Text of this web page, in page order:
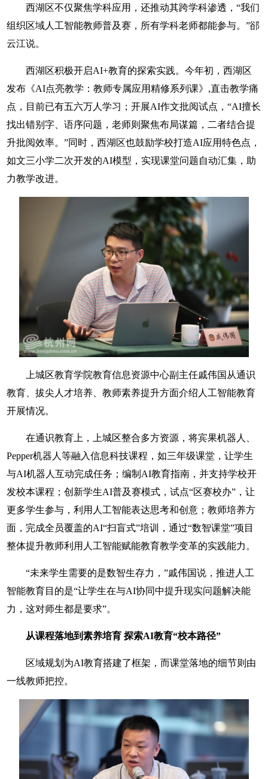
西湖区不仅聚焦学科应用，还推动其跨学科渗透，“我们
组织区域人工智能教师普及赛，所有学科老师都能参与。”郤
云江说。
西湖区积极开启AI+教育的探索实践。今年初，西湖区
发布《AI点亮教学：教师专属应用精修系列课》,直击教学痛
点，目前已有五六万人学习；开展AI作文批阅试点，“AI擅长
找出错别字、语序问题，老师则聚焦布局谋篇，二者结合提
升批阅效率。”同时，西湖区也鼓励学校打造AI应用特色点，
如文三小学二次开发的AI模型，实现课堂问题自动汇集，助
力教学改进。
上城区教育学院教育信息资源中心副主任戚伟国从通识
教育、拔尖人才培养、教师素养提升方面介绍人工智能教育
开展情况。
在通识教育上，上城区整合多方资源，将宾果机器人、
Pepper机器人等融入信息科技课程，如三年级课堂，让学生
与AI机器人互动完成任务；编制AI教育指南，并支持学校开
发校本课程；创新学生AI普及赛模式，试点“区赛校办”，让
更多学生参与，利用人工智能表达思考和创意；教师培养方
面，完成全员覆盖的AI“扫盲式”培训，通过“数智课堂”项目
整体提升教师利用人工智能赋能教育教学变革的实践能力。
“未来学生需要的是数智生存力，”戚伟国说，推进人工
智能教育目的是“让学生在与AI协同中提升现实问题解决能
力，这对师生都是要求”。
从课程落地到素养培育 探索AI教育“校本路径”
区域规划为AI教育搭建了框架，而课堂落地的细节则由
一线教师把控。